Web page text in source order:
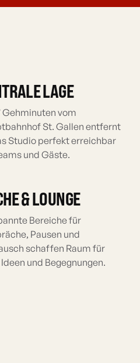
LAGE
Gehminuten vom
St. Gallen entfernt
Studio perfekt erreichbar
und Gäste.
& LOUNGE
Bereiche für
Pausen und
schaffen Raum für
und Begegnungen.